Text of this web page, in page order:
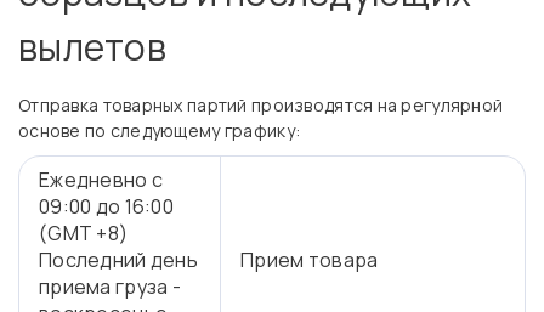
вылетов
Отправка товарных партий производятся на регулярной
основе по следующему графику:
Ежедневно с
09:00 до 16:00
(GMT +8)
Последний день
приема груза -
Прием товара